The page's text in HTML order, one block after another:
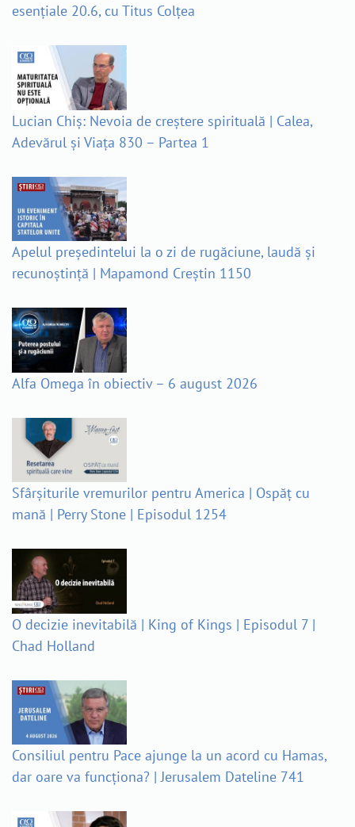
esențiale 20.6, cu Titus Colțea
Lucian Chiș: Nevoia de creștere spirituală | Calea,
Adevărul și Viața 830 – Partea 1
Apelul președintelui la o zi de rugăciune, laudă și
recunoștință | Mapamond Creștin 1150
Alfa Omega în obiectiv – 6 august 2026
Sfârșiturile vremurilor pentru America | Ospăț cu
mană | Perry Stone | Episodul 1254
O decizie inevitabilă | King of Kings | Episodul 7 |
Chad Holland
Consiliul pentru Pace ajunge la un acord cu Hamas,
dar oare va funcționa? | Jerusalem Dateline 741